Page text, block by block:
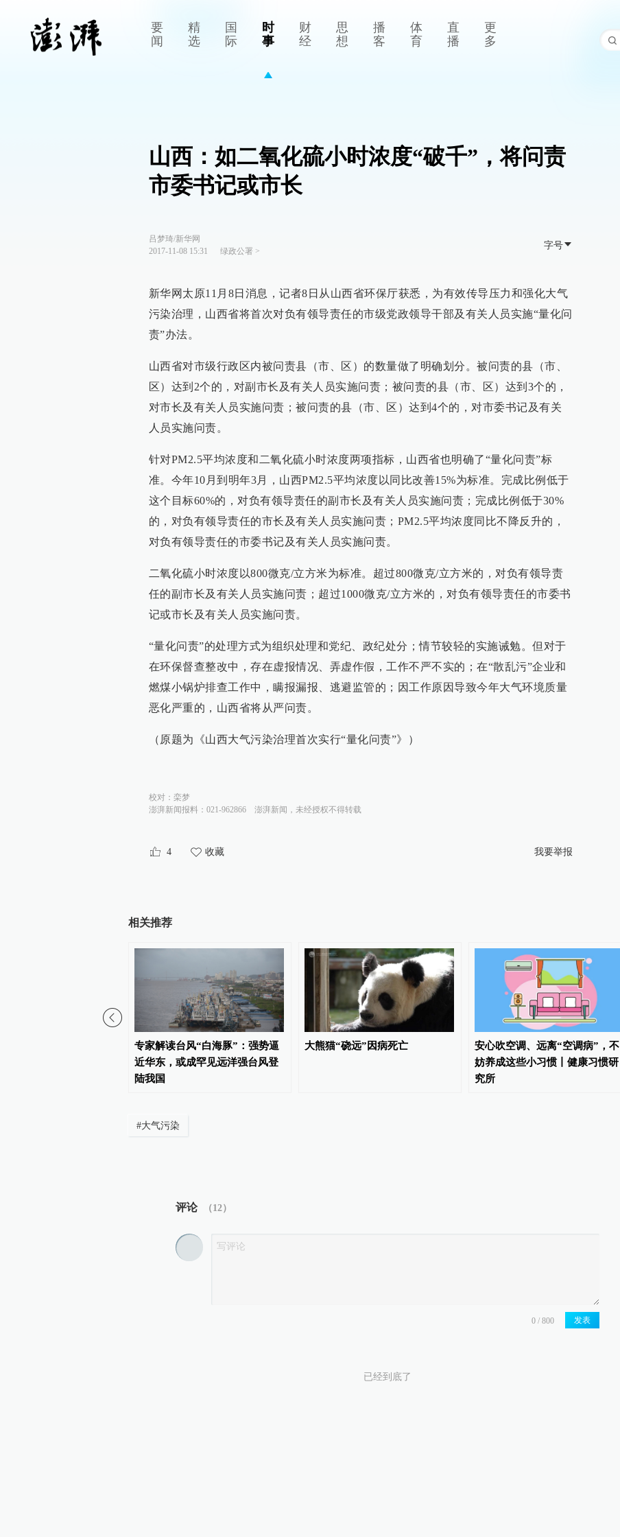
要
闻
精
选
国
际
时
事
财
经
思
想
播
客
体
育
直
播
更
多
山西：如二氧化硫小时浓度“破千”，将问责
市委书记或市长
吕梦琦/新华网
2017-11-08 15:31
绿政公署 >
字号
新华网太原11月8日消息，记者8日从山西省环保厅获悉，为有效传导压力和强化大气
污染治理，山西省将首次对负有领导责任的市级党政领导干部及有关人员实施“量化问
责”办法。
山西省对市级行政区内被问责县（市、区）的数量做了明确划分。被问责的县（市、
区）达到2个的，对副市长及有关人员实施问责；被问责的县（市、区）达到3个的，
对市长及有关人员实施问责；被问责的县（市、区）达到4个的，对市委书记及有关
人员实施问责。
针对PM2.5平均浓度和二氧化硫小时浓度两项指标，山西省也明确了“量化问责”标
准。今年10月到明年3月，山西PM2.5平均浓度以同比改善15%为标准。完成比例低于
这个目标60%的，对负有领导责任的副市长及有关人员实施问责；完成比例低于30%
的，对负有领导责任的市长及有关人员实施问责；PM2.5平均浓度同比不降反升的，
对负有领导责任的市委书记及有关人员实施问责。
二氧化硫小时浓度以800微克/立方米为标准。超过800微克/立方米的，对负有领导责
任的副市长及有关人员实施问责；超过1000微克/立方米的，对负有领导责任的市委书
记或市长及有关人员实施问责。
“量化问责”的处理方式为组织处理和党纪、政纪处分；情节较轻的实施诫勉。但对于
在环保督查整改中，存在虚报情况、弄虚作假，工作不严不实的；在“散乱污”企业和
燃煤小锅炉排查工作中，瞒报漏报、逃避监管的；因工作原因导致今年大气环境质量
恶化严重的，山西省将从严问责。
（原题为《山西大气污染治理首次实行“量化问责”》）
校对： 栾梦
澎湃新闻报料：021-962866
澎湃新闻，未经授权不得转载
4 收藏 我要举报
相关推荐
专家解读台风“白海豚”：强势逼
近华东，或成罕见远洋强台风登
陆我国
大熊猫“硗远”因病死亡
安心吹空调、远离“空调病”，不
妨养成这些小习惯丨健康习惯研
究所
#大气污染
评论 （12）
发表
已经到底了